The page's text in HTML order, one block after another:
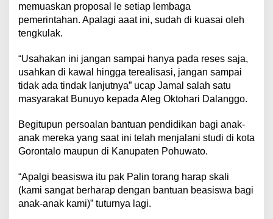
memuaskan proposal le setiap lembaga
pemerintahan. Apalagi aaat ini, sudah di kuasai oleh
tengkulak.
“Usahakan ini jangan sampai hanya pada reses saja,
usahkan di kawal hingga terealisasi, jangan sampai
tidak ada tindak lanjutnya” ucap Jamal salah satu
masyarakat Bunuyo kepada Aleg Oktohari Dalanggo.
Begitupun persoalan bantuan pendidikan bagi anak-
anak mereka yang saat ini telah menjalani studi di kota
Gorontalo maupun di Kanupaten Pohuwato.
“Apalgi beasiswa itu pak Palin torang harap skali
(kami sangat berharap dengan bantuan beasiswa bagi
anak-anak kami)” tuturnya lagi.